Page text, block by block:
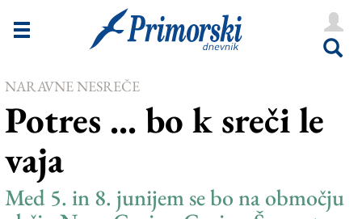
Novice
Goriška
Kultura
Šport
Še
NARAVNE NESREČE
Potres ... bo k sreči le
vaja
Med 5. in 8. junijem se bo na območju